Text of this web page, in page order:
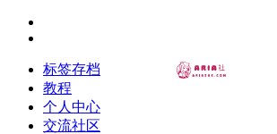
标签存档
教程
个人中心
交流社区